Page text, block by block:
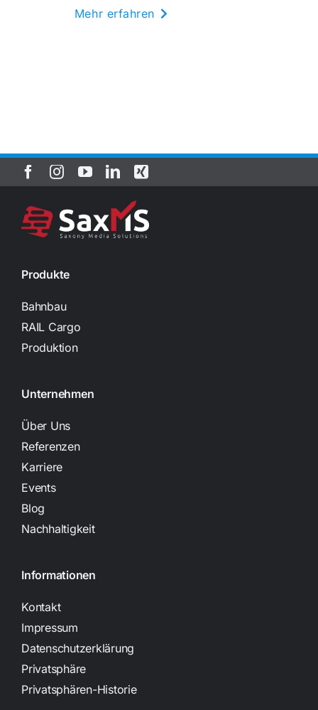
Mehr erfahren
Produkte
Bahnbau
RAIL Cargo
Produktion
Unternehmen
Über Uns
Referenzen
Karriere
Events
Blog
Nachhaltigkeit
Informationen
Kontakt
Impressum
Datenschutzerklärung
Privatsphäre
Privatsphären-Historie